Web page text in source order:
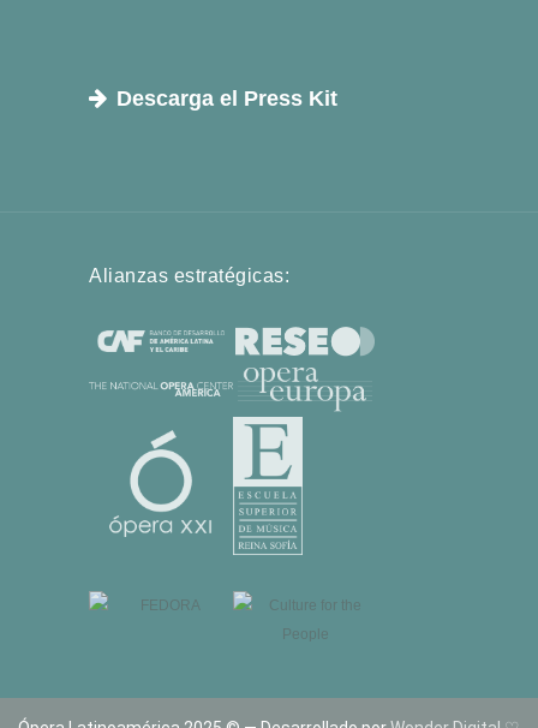
Descarga el Press Kit
Alianzas estratégicas: